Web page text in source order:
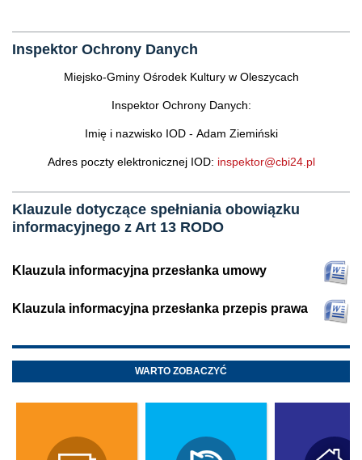
Inspektor Ochrony Danych
Miejsko-Gminy Ośrodek Kultury w Oleszycach
Inspektor Ochrony Danych:
Imię i nazwisko IOD - Adam Ziemiński
Adres poczty elektronicznej IOD: inspektor@cbi24.pl
Klauzule dotyczące spełniania obowiązku
informacyjnego z Art 13 RODO
Klauzula informacyjna przesłanka umowy
Klauzula informacyjna przesłanka przepis prawa
WARTO ZOBACZYĆ